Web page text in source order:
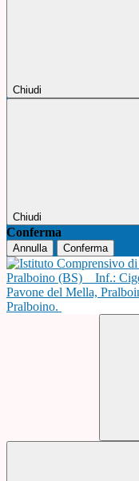
Chiudi
Chiudi
Conferma
Annulla Conferma
Pralboino (BS)
Inf.:
Pavone del Mella,
Pralboino.